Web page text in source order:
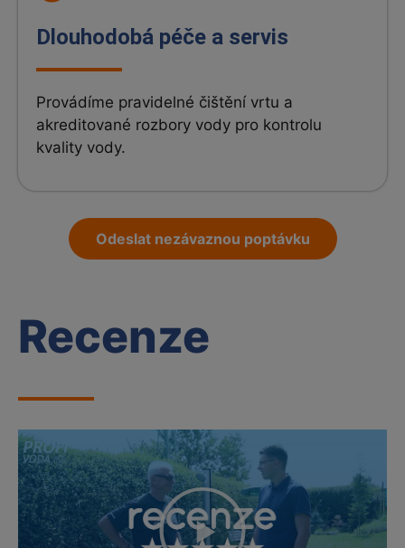
Dlouhodobá péče a servis
Provádíme pravidelné čištění vrtu a
akreditované rozbory vody pro kontrolu
kvality vody.
Odeslat nezávaznou poptávku
Recenze